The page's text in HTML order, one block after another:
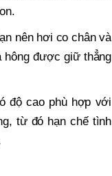
nên hơi co chân và
hông được giữ thẳng
độ cao phù hợp với
từ đó hạn chế tình